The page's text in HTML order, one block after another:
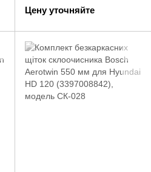
550 мм (дворники) | СК-024
Цену уточняйте